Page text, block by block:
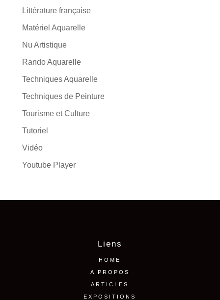
Littérature française
Matériel Aquarelle
Nu Artistique
Rando Aquarelle
Techniques Aquarelle
Techniques de Peinture
Tourisme et Culture
Tutoriel
Vidéo
Youtube Player
Liens
HOME
A PROPOS
ARTICLES
EXPOSITIONS